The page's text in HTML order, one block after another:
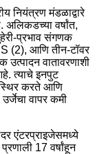
नियंत्रण मंडळाद्वारे
वर्षांत,
प्रभाव संगणक
(2), आणि तीन-टॉवर
वातावरणाशी
त्याचे इनपुट
स्थिर करते आणि
वापर कमी
एंटरप्राइजेसमध्ये
17 वर्षांहून